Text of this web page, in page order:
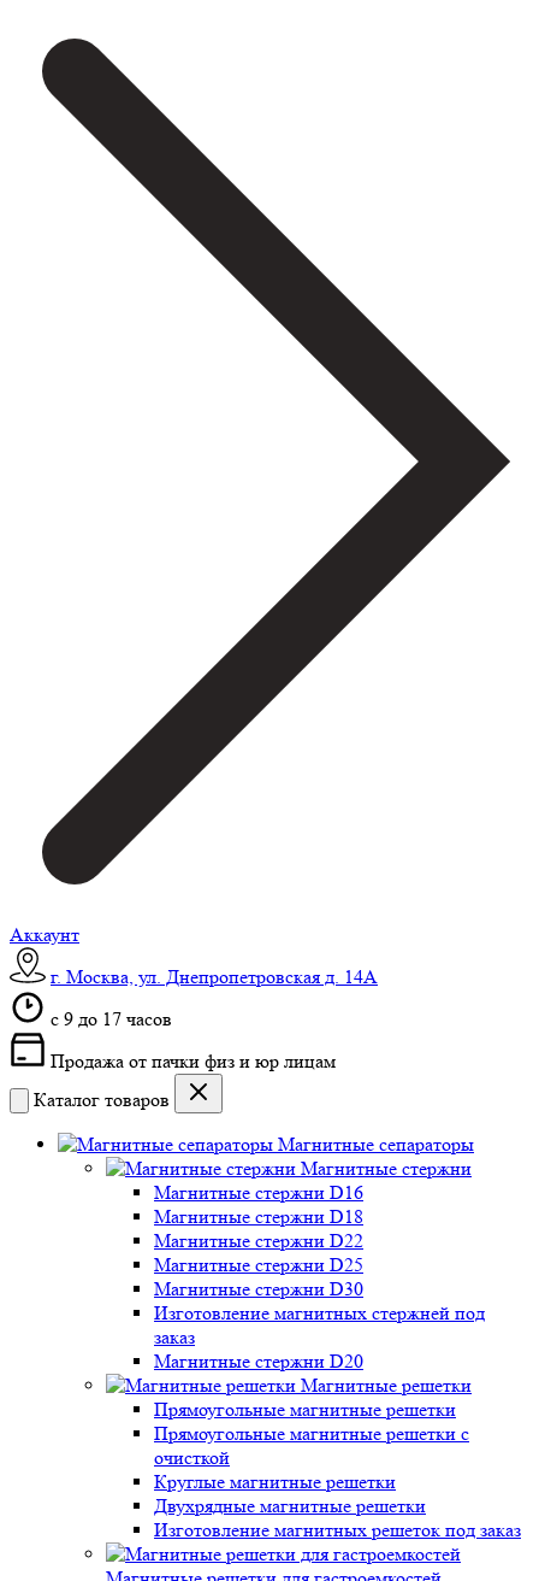
Аккаунт
г. Москва, ул. Днепропетровская д. 14А
c 9 до 17 часов
Продажа от пачки физ и юр лицам
Каталог товаров
Магнитные сепараторы
Магнитные стержни
Магнитные стержни D16
Магнитные стержни D18
Магнитные стержни D22
Магнитные стержни D25
Магнитные стержни D30
Изготовление магнитных стержней под
заказ
Магнитные стержни D20
Магнитные решетки
Прямоугольные магнитные решетки
Прямоугольные магнитные решетки с
очисткой
Круглые магнитные решетки
Двухрядные магнитные решетки
Изготовление магнитных решеток под заказ